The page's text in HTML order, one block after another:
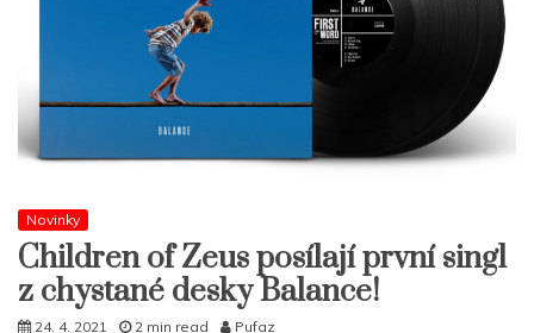
Novinky
Children of Zeus posílají první singl
z chystané desky Balance!
24. 4. 2021 2 min read Pufaz